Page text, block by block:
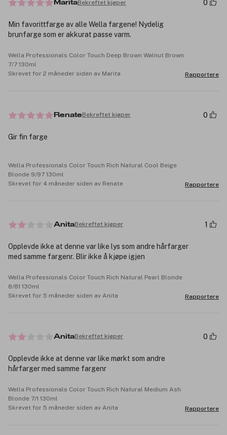
MaritaBekreftet kjøper 0
Min favorittfarge av alle Wella fargene! Nydelig
brunfarge som er akkurat passe varm.
Wella Professionals Color Touch Deep Brown Walnut Brown
7/7 130ml
Skrevet for 2 måneder siden av Marita
Rapportere
RenateBekreftet kjøper 0
Gir fin farge
Wella Professionals Color Touch Rich Natural Cool Beige
Blonde 9/97 130ml
Skrevet for 4 måneder siden av Renate
Rapportere
AnitaBekreftet kjøper 1
Opplevde ikke at denne var like lys som andre hårfarger
med samme fargenr. Blir ikke å kjøpe igjen
Wella Professionals Color Touch Rich Natural Pearl Blonde
8/81 130ml
Skrevet for 5 måneder siden av Anita
Rapportere
AnitaBekreftet kjøper 0
Opplevde ikke at denne var like mørkt som andre
hårfarger med samme fargenr
Wella Professionals Color Touch Rich Natural Medium Ash
Blonde 7/1 130ml
Skrevet for 5 måneder siden av Anita
Rapportere